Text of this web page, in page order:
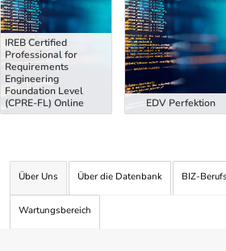
IREB Certified
Professional for
Requirements
Engineering
Foundation Level
(CPRE-FL) Online
EDV Perfektion
Über Uns Über die Datenbank BIZ-
Wartungsbereich